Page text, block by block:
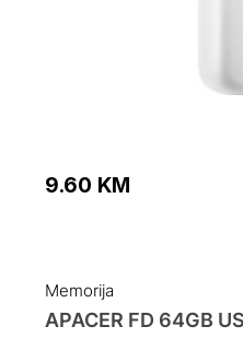
9.60 KM
Memorija
APACER FD 64GB